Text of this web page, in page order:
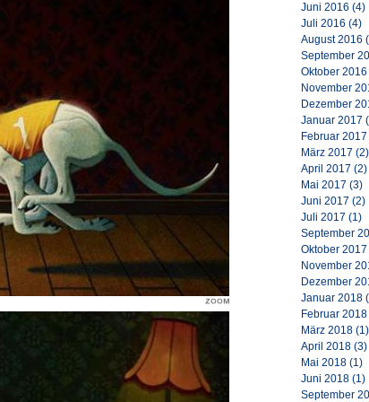
Juni 2016 (4)
Juli 2016 (4)
August 2016
September
Oktober 2016
November
Dezember
Januar 2017
Februar 2017
März 2017 (2)
April 2017 (2)
Mai 2017 (3)
Juni 2017 (2)
Juli 2017 (1)
September
Oktober 2017
November
Dezember
Januar 2018
Februar 2018
März 2018 (1)
April 2018 (3)
Mai 2018 (1)
Juni 2018 (1)
September